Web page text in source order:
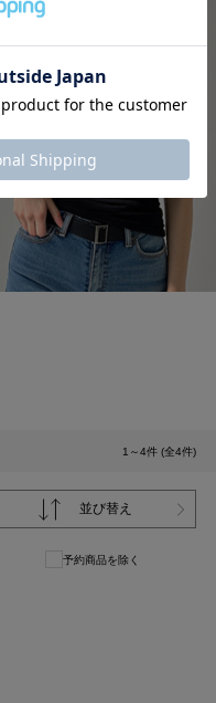
1～4件 (全4件)
並び替え
予約商品を除く